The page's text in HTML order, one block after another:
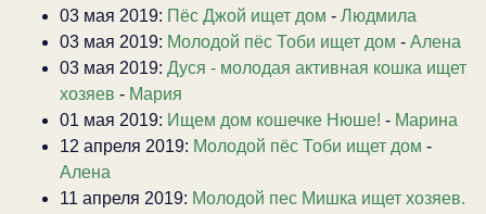
03 мая 2019: Пёс Джой ищет дом - Людмила
03 мая 2019: Молодой пёс Тоби ищет дом - Алена
03 мая 2019: Дуся - молодая активная кошка ищет
хозяев - Мария
01 мая 2019: Ищем дом кошечке Нюше! - Марина
12 апреля 2019: Молодой пёс Тоби ищет дом -
Алена
11 апреля 2019: Молодой пес Мишка ищет хозяев.